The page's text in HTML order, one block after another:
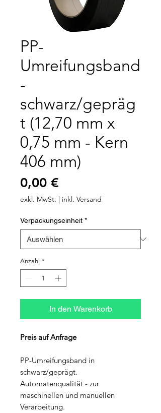
PP-
Umreifungsband
-
schwarz/gepräg
t (12,70 mm x
0,75 mm - Kern
406 mm)
0,00 €
exkl. MwSt. | inkl. Versand
Verpackungseinheit *
Anzahl *
In den Warenkorb
Preis auf Anfrage
PP-Umreifungsband in
schwarz/geprägt.
Automatenqualität - zur
maschinellen und manuellen
Verarbeitung.